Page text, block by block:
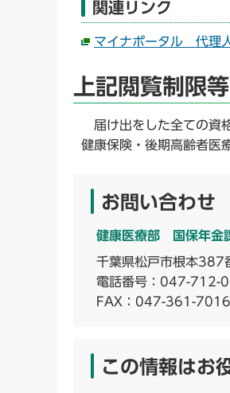
関連リンク
マイナポータル 代理
上記閲覧制限
届け出をした全ての資
健康保険・後期高齢者医
お問い合わせ
健康医療部 国保年金
千葉県松戸市根本387
電話番号： 047-712-
FAX：047-361-7016
この情報はお